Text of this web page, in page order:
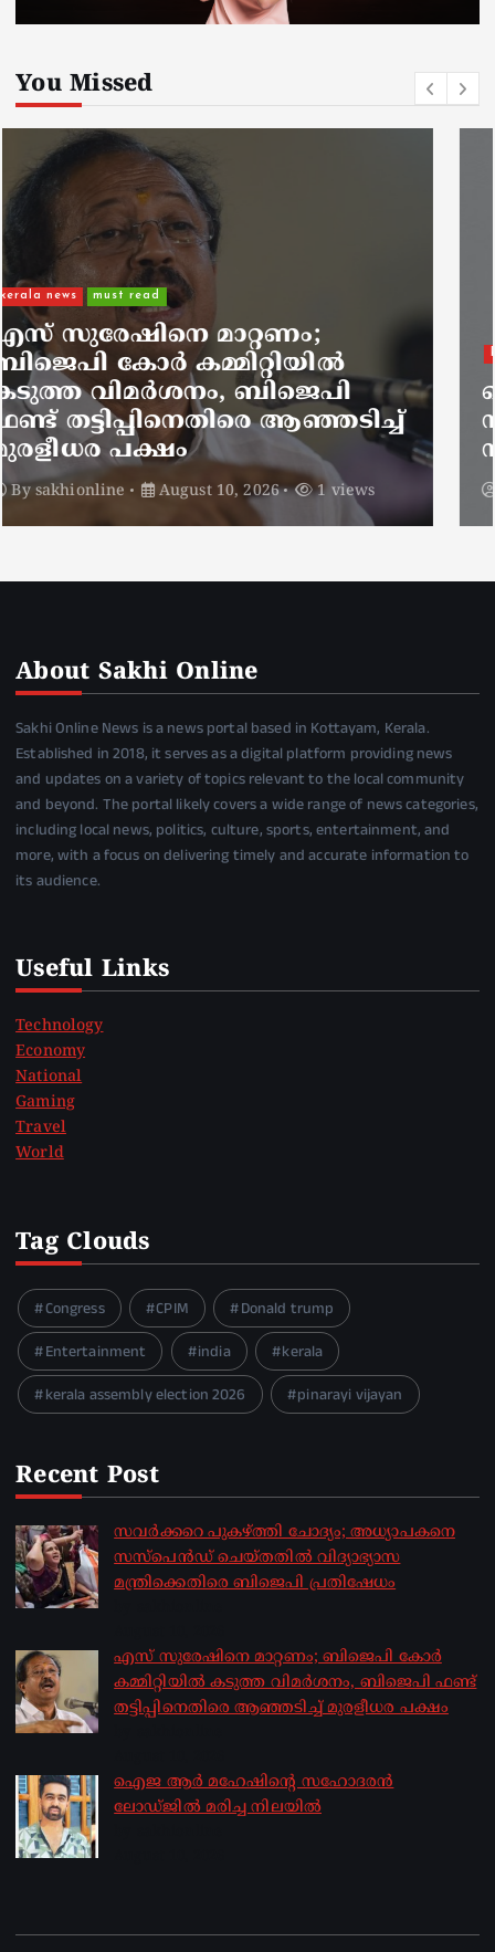
You Missed
kerala news
ഐജ ആർ മഹേഷിന്റെ
സഹോദരൻ ലോഡ്ജിൽ മരിച്ച
നിലയിൽ
Bysakhionline August 10, 2026 2 views
About Sakhi Online
Sakhi Online News is a news portal based in Kottayam, Kerala.
Established in 2018, it serves as a digital platform providing news
and updates on a variety of topics relevant to the local community
and beyond. The portal likely covers a wide range of news categories,
including local news, politics, culture, sports, entertainment, and
more, with a focus on delivering timely and accurate information to
its audience.
Useful Links
Technology
Economy
National
Gaming
Travel
World
Tag Clouds
Congress CPIM
Donald trump
Entertainment
india
kerala
kerala assembly election 2026
pinarayi vijayan
Recent Post
സവര്‍ക്കറെ പുകഴ്ത്തി ചോദ്യം; അധ്യാപകനെ
സസ്‌പെന്‍ഡ് ചെയ്തതില്‍ വിദ്യാഭ്യാസ
മന്ത്രിക്കെതിരെ ബിജെപി പ്രതിഷേധം
എസ് സുരേഷിനെ മാറ്റണം; ബിജെപി കോർ
കമ്മിറ്റിയിൽ കടുത്ത വിമർശനം, ബിജെപി ഫണ്ട്
തട്ടിപ്പിനെതിരെ ആഞ്ഞടിച്ച് മുരളീധര പക്ഷം
ഐജ ആർ മഹേഷിന്റെ സഹോദരൻ
ലോഡ്ജിൽ മരിച്ച നിലയിൽ